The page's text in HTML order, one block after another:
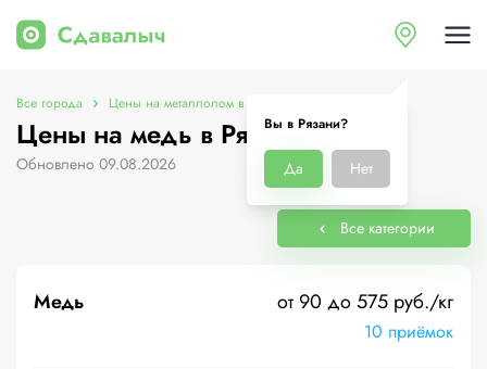
Вы в Рязани?
Да Нет
Все города Цены на металлолом в Рязани
Цены на медь в Рязани
Обновлено 09.08.2026
Все категории
Медь от 90 до 575 руб./кг
10 приёмок